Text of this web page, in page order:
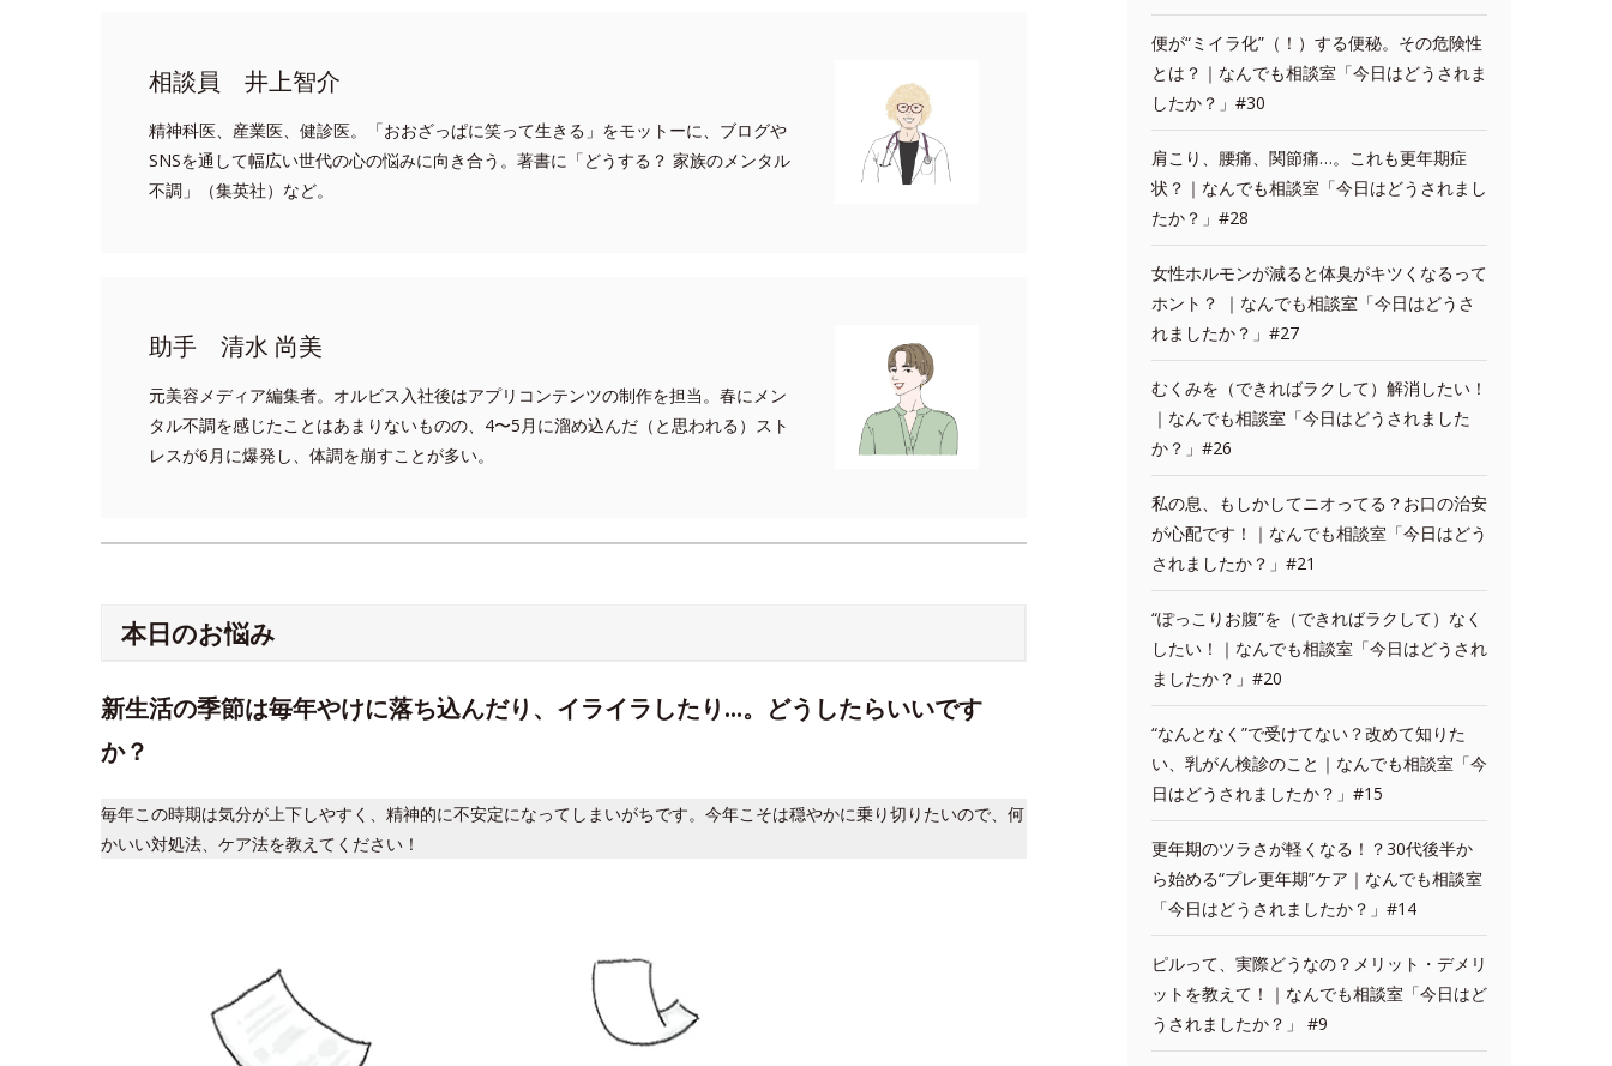
相談員 井上智介
精神科医、産業医、健診医。「おおざっぱに笑って生きる」をモットーに、ブログや
SNSを通して幅広い世代の心の悩みに向き合う。著書に「どうする？ 家族のメンタル
不調」（集英社）など。
助手 清水 尚美
元美容メディア編集者。オルビス入社後はアプリコンテンツの制作を担当。春にメン
タル不調を感じたことはあまりないものの、4〜5月に溜め込んだ（と思われる）スト
レスが6月に爆発し、体調を崩すことが多い。
本日のお悩み
新生活の季節は毎年やけに落ち込んだり、イライラしたり…。どうしたらいいです
か？
毎年この時期は気分が上下しやすく、精神的に不安定になってしまいがちです。今年こそは穏やかに乗り切りたいので、何
かいい対処法、ケア法を教えてください！
便が“ミイラ化”（！）する便秘。その危険性
とは？｜なんでも相談室「今日はどうされま
したか？」#30
肩こり、腰痛、関節痛…。これも更年期症
状？｜なんでも相談室「今日はどうされまし
たか？」#28
女性ホルモンが減ると体臭がキツくなるって
ホント？ ｜なんでも相談室「今日はどうさ
れましたか？」#27
むくみを（できればラクして）解消したい！
｜なんでも相談室「今日はどうされました
か？」#26
私の息、もしかしてニオってる？お口の治安
が心配です！｜なんでも相談室「今日はどう
されましたか？」#21
“ぽっこりお腹”を（できればラクして）なく
したい！｜なんでも相談室「今日はどうされ
ましたか？」#20
“なんとなく”で受けてない？改めて知りた
い、乳がん検診のこと｜なんでも相談室「今
日はどうされましたか？」#15
更年期のツラさが軽くなる！？30代後半か
ら始める“プレ更年期”ケア｜なんでも相談室
「今日はどうされましたか？」#14
ピルって、実際どうなの？メリット・デメリ
ットを教えて！｜なんでも相談室「今日はど
うされましたか？」 #9